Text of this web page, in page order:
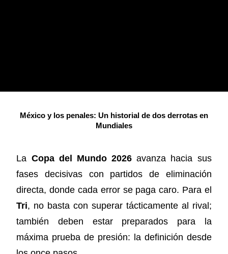
México y los penales: Un historial de dos derrotas en
Mundiales
La Copa del Mundo 2026 avanza hacia sus
fases decisivas con partidos de eliminación
directa, donde cada error se paga caro. Para el
Tri, no basta con superar tácticamente al rival;
también deben estar preparados para la
máxima prueba de presión: la definición desde